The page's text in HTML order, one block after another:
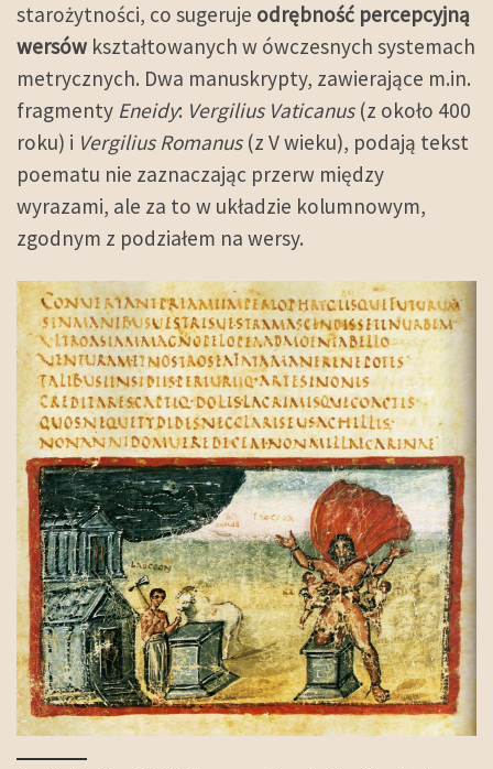
starożytności, co sugeruje odrębność percepcyjną
wersów kształtowanych w ówczesnych systemach
metrycznych. Dwa manuskrypty, zawierające m.in.
fragmenty Eneidy: Vergilius Vaticanus(z około 400
roku) i Vergilius Romanus(z V wieku), podają tekst
poematu nie zaznaczając przerw między
wyrazami, ale za to w układzie kolumnowym,
zgodnym z podziałem na wersy.